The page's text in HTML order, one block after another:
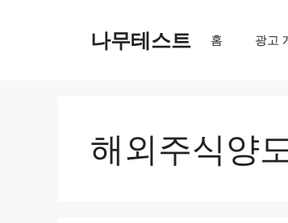
나무테스트 홈 광고
해외주식양